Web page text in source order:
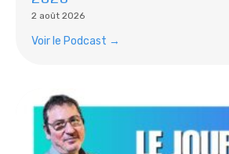
2 août 2026
Voir le Podcast →